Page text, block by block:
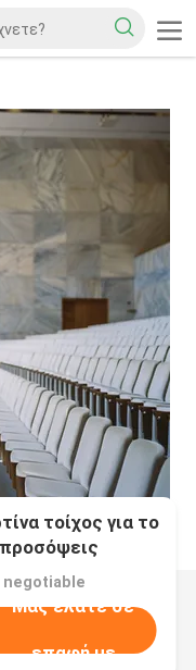
τοίχος για το
negotiable
Μας ελάτε σε
επαφή με